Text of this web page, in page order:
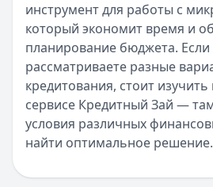
инструмент для работы с
который экономит время и
планирование бюджета.
рассматриваете разные
кредитования, стоит
сервисе Кредитный Зай —
условия различных
найти оптимальное решение.